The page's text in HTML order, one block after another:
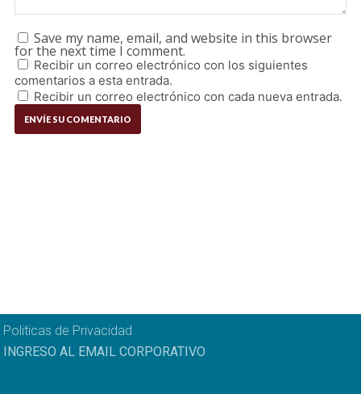
Save my name, email, and website in this browser
for the next time I comment.
Recibir un correo electrónico con los siguientes
comentarios a esta entrada.
Recibir un correo electrónico con cada nueva entrada.
Politicas de Privacidad
INGRESO AL EMAIL CORPORATIVO